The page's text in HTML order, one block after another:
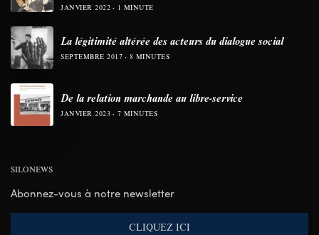
JANVIER 2022 1 MINUTE
La légitimité altérée des acteurs du dialogue social
SEPTEMBRE 2017 8 MINUTES
De la relation marchande au libre-service
JANVIER 2023 7 MINUTES
SILONEWS
Abonnez-vous à notre newsletter
CLIQUEZ ICI